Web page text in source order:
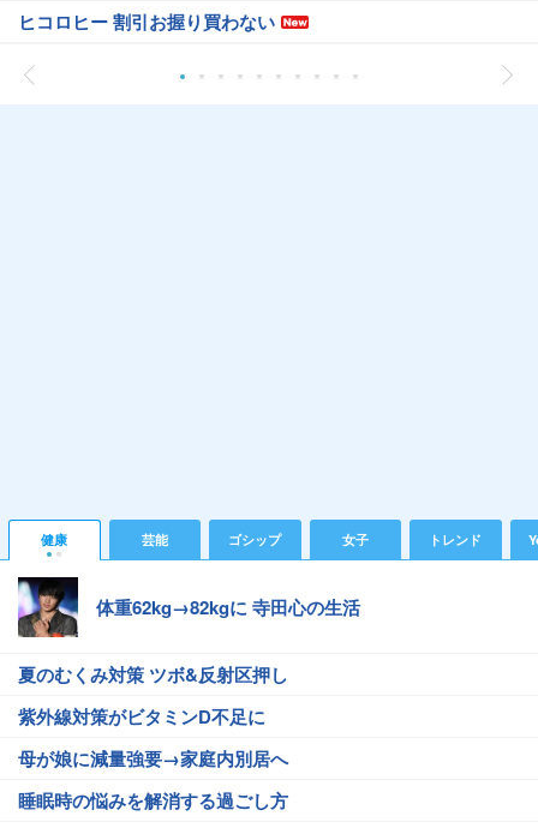
ヒコロヒー 割引お握り買わない
健康 芸能 ゴシップ 女子 トレンド
体重62kg→82kgに 寺田心の生活
夏のむくみ対策 ツボ&反射区押し
紫外線対策がビタミンD不足に
母が娘に減量強要→家庭内別居へ
睡眠時の悩みを解消する過ごし方